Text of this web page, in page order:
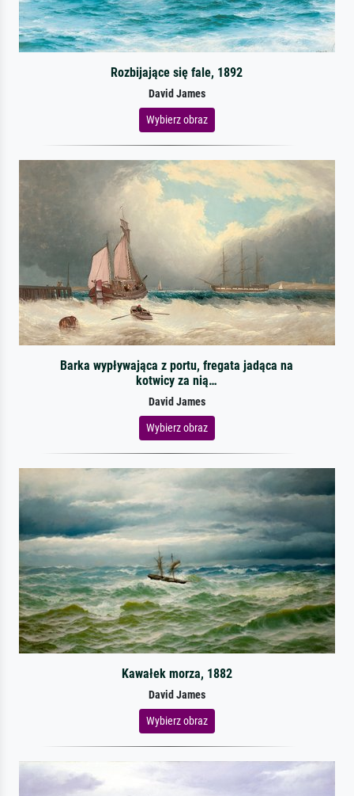
Rozbijające się fale, 1892
David James
Wybierz obraz
Barka wypływająca z portu, fregata jadąca na
kotwicy za nią…
David James
Wybierz obraz
Kawałek morza, 1882
David James
Wybierz obraz